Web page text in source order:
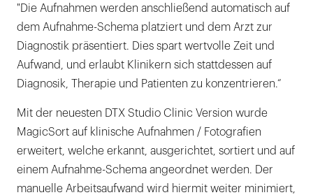
"Die Aufnahmen werden anschließend automatisch auf
dem Aufnahme-Schema platziert und dem Arzt zur
Diagnostik präsentiert. Dies spart wertvolle Zeit und
Aufwand, und erlaubt Klinikern sich stattdessen auf
Diagnosik, Therapie und Patienten zu konzentrieren.“
Mit der neuesten DTX Studio Clinic Version wurde
MagicSort auf klinische Aufnahmen / Fotografien
erweitert, welche erkannt, ausgerichtet, sortiert und auf
einem Aufnahme-Schema angeordnet werden. Der
manuelle Arbeitsaufwand wird hiermit weiter minimiert,